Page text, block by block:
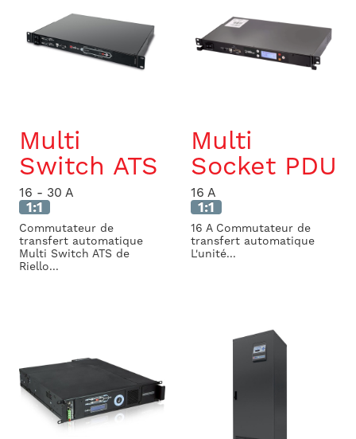
Multi
Switch ATS
16 - 30 A
1:1
Commutateur de
transfert automatique
Multi Switch ATS de
Riello...
Multi
Socket PDU
16 A
1:1
16 A Commutateur de
transfert automatique
L'unité...